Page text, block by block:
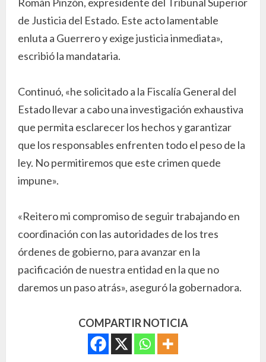
de Justicia del Estado. Este acto lamentable
enluta a Guerrero y exige justicia inmediata»,
escribió la mandataria.
Continuó, «he solicitado a la Fiscalía General del
Estado llevar a cabo una investigación exhaustiva
que permita esclarecer los hechos y garantizar
que los responsables enfrenten todo el peso de la
ley. No permitiremos que este crimen quede
impune».
«Reitero mi compromiso de seguir trabajando en
coordinación con las autoridades de los tres
órdenes de gobierno, para avanzar en la
pacificación de nuestra entidad en la que no
daremos un paso atrás», aseguró la gobernadora.
COMPARTIR NOTICIA